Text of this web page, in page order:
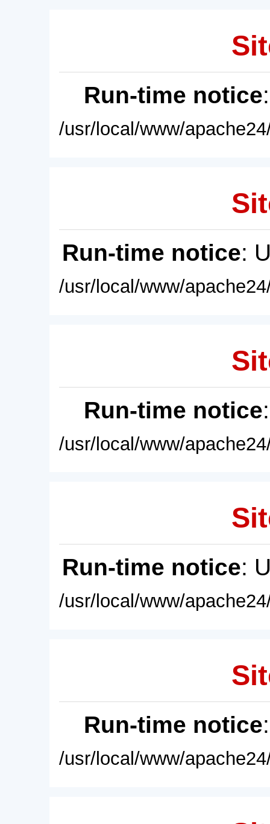
Run-time notice
/usr/local/www/
Run-time notice:
/usr/local/www/
Run-time notice
/usr/local/www/
Run-time notice:
/usr/local/www/
Run-time notice
/usr/local/www/